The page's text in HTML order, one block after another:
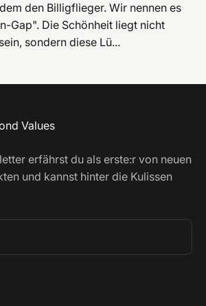
den Billigflieger. Wir nennen es
Gap". Die Schönheit liegt nicht
sondern diese Lü...
Values
erfährst du als erste:r von neuen
und kannst hinter die Kulissen